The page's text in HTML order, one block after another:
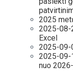
2025
2025-08-
Excel
2025-09-
2025-09-
nuo